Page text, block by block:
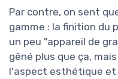
Par contre, on sent
gamme : la finition du
un peu "appareil de
gêné plus que ça,
l'aspect esthétique et